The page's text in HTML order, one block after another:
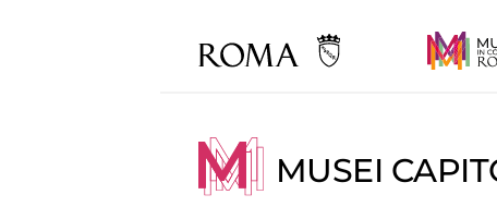
MUSEI